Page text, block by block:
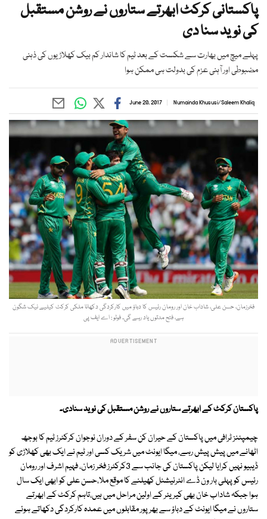
پاکستانی کرکٹ ابھرتے ستاروں نے روشن مستقبل
کی نوید سنا دی
پہلے میچ میں بھارت سے شکست کے بعد ٹیم کا شاندار کم بیک کھلاڑیوں کی ذہنی
مضبوطی اور آہنی عزم کی بدولت ہی ممکن ہوا
Numainda Khususi/Saleem Khaliq
June 20, 2017
فخرزمان، حسن علی، شاداب خان اور رومان رئیس کا دباؤ میں کارکردگی دکھانا ملکی کرکٹ کیلیے نیک شگون
ہے، فتح مدتوں یاد رہے گی۔ فوٹو : اے ایف پی
پاکستان کرکٹ کے ابھرتے ستاروں نے روشن مستقبل کی نوید سنادی۔
چیمپئنز ٹرافی میں پاکستان کے حیران کن سفر کے دوران نوجوان کرکٹرز ٹیم کا بوجھ
اٹھانے میں پیش پیش رہے، میگا ایونٹ میں شریک کسی اور ٹیم نے ایک بھی کھلاڑی کو
ڈیبیو نہیں کرایا لیکن پاکستان کی جانب سے 3کرکٹرز فخر زمان، فہیم اشرف اور رومان
رئیس کو پہلی بار ون ڈے انٹرنیشنل کھیلنے کا موقع ملا،حسن علی کو ابھی ایک سال
ہوا جبکہ شاداب خان بھی کیریئر کے اولین مراحل میں ہیں،تاہم کرکٹ کے ابھرتے
ستاروں نے میگا ایونٹ کے دباؤ سے بھرپور مقابلوں میں عمدہ کارکردگی دکھاتے ہوئے